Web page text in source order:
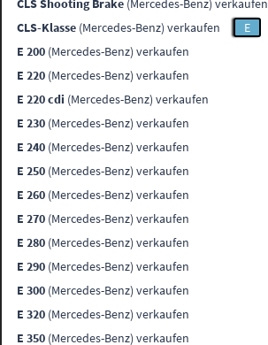
CLS Shooting Brake (Mercedes-Benz) verkaufen
CLS-Klasse (Mercedes-Benz) verkaufen
E
E 200 (Mercedes-Benz) verkaufen
E 220 (Mercedes-Benz) verkaufen
E 220 cdi (Mercedes-Benz) verkaufen
E 230 (Mercedes-Benz) verkaufen
E 240 (Mercedes-Benz) verkaufen
E 250 (Mercedes-Benz) verkaufen
E 260 (Mercedes-Benz) verkaufen
E 270 (Mercedes-Benz) verkaufen
E 280 (Mercedes-Benz) verkaufen
E 290 (Mercedes-Benz) verkaufen
E 300 (Mercedes-Benz) verkaufen
E 320 (Mercedes-Benz) verkaufen
E 350 (Mercedes-Benz) verkaufen